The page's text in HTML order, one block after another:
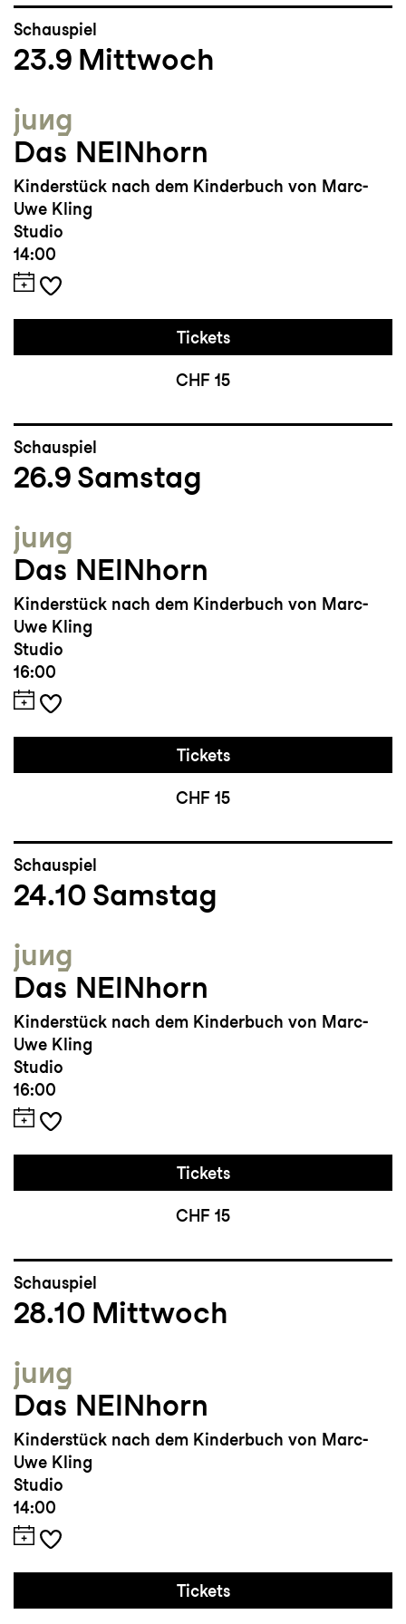
Schauspiel
23.9 Mittwoch
jung
Das NEINhorn
Kinderstück nach dem Kinderbuch von Marc-
Uwe Kling
Studio
14:00
Tickets
CHF 15
Schauspiel
26.9 Samstag
jung
Das NEINhorn
Kinderstück nach dem Kinderbuch von Marc-
Uwe Kling
Studio
16:00
Tickets
CHF 15
Schauspiel
24.10 Samstag
jung
Das NEINhorn
Kinderstück nach dem Kinderbuch von Marc-
Uwe Kling
Studio
16:00
Tickets
CHF 15
Schauspiel
28.10 Mittwoch
jung
Das NEINhorn
Kinderstück nach dem Kinderbuch von Marc-
Uwe Kling
Studio
14:00
Tickets